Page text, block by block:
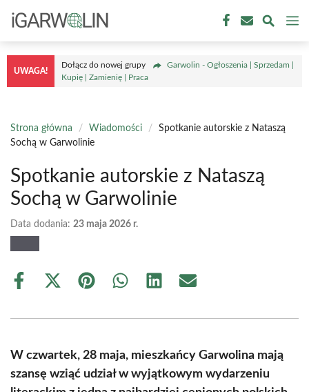
treści
UWAGA!
Dołącz do nowej grupy
Garwolin - Ogłoszenia | Sprzedam |
Kupię | Zamienię | Praca
Strona główna / Wiadomości /
Spotkanie autorskie z Nataszą
Sochą w Garwolinie
Spotkanie autorskie z Nataszą
Sochą w Garwolinie
Data dodania: 23 maja 2026 r.
Share
Share
(Twitter)
Share Share Share Share
W czwartek, 28 maja, mieszkańcy Garwolina mają
szansę wziąć udział w wyjątkowym wydarzeniu